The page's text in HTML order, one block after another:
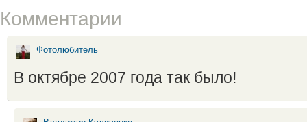
Комментарии
Фотолюбитель
В октябре 2007 года так было!